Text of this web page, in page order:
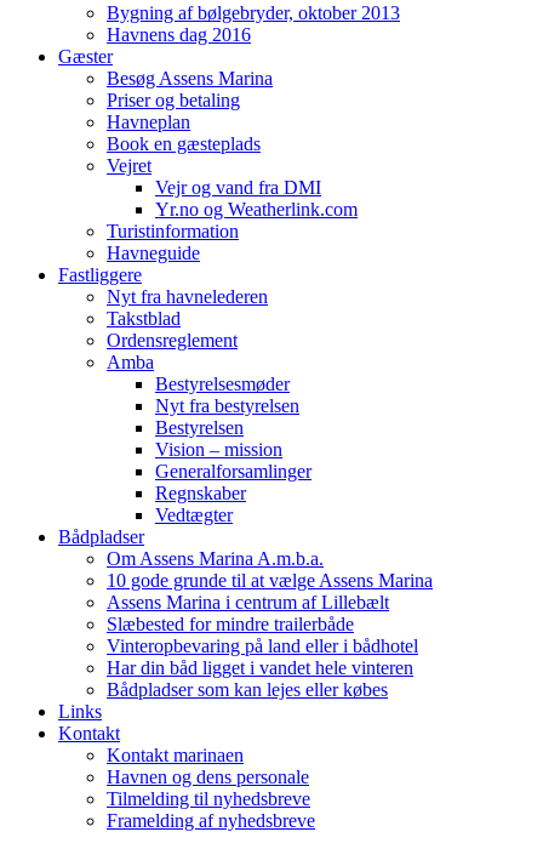
Bygning af bølgebryder, oktober 2013
Havnens dag 2016
Gæster
Besøg Assens Marina
Priser og betaling
Havneplan
Book en gæsteplads
Vejret
Vejr og vand fra DMI
Yr.no og Weatherlink.com
Turistinformation
Havneguide
Fastliggere
Nyt fra havnelederen
Takstblad
Ordensreglement
Amba
Bestyrelsesmøder
Nyt fra bestyrelsen
Bestyrelsen
Vision – mission
Generalforsamlinger
Regnskaber
Vedtægter
Bådpladser
Om Assens Marina A.m.b.a.
10 gode grunde til at vælge Assens Marina
Assens Marina i centrum af Lillebælt
Slæbested for mindre trailerbåde
Vinteropbevaring på land eller i bådhotel
Har din båd ligget i vandet hele vinteren
Bådpladser som kan lejes eller købes
Links
Kontakt
Kontakt marinaen
Havnen og dens personale
Tilmelding til nyhedsbreve
Framelding af nyhedsbreve